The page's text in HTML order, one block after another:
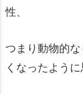
性、
つまり動物的
くなったように